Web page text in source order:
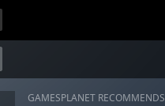
GAMESPLANET RECOMMENDS